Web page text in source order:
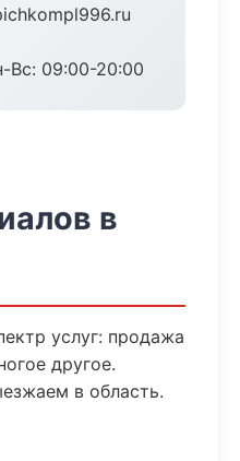
Вс: 09:00-20:00
в
услуг: продажа
другое.
в область.